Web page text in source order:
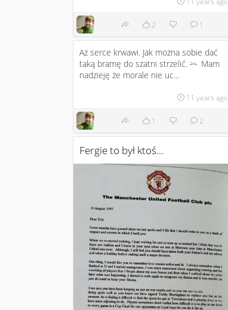
2 1
Aż serce krwawi. Jak można sobie dać
taką bramę do szatni strzelić.
:(
Mam
nadzieję że morale nie uc...
11 years ago
1 2
Fergie to był ktoś...